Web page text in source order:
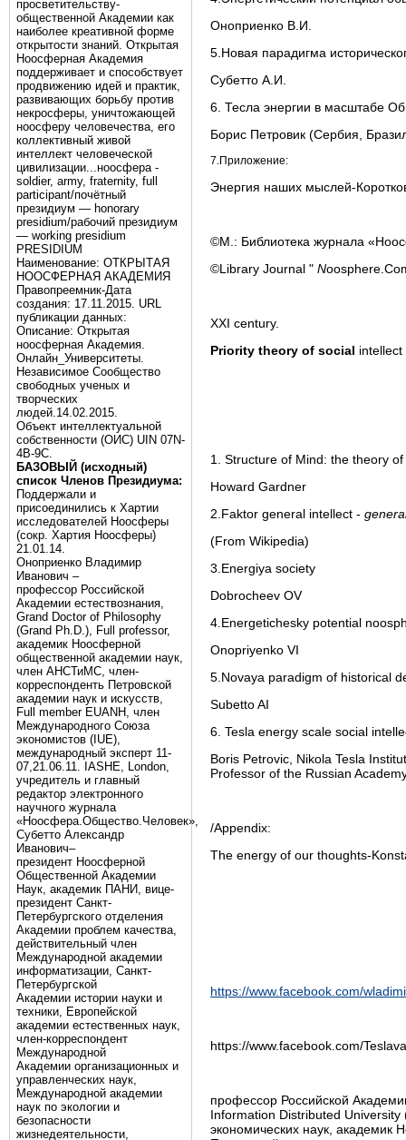
просветительству-
общественной Академии как
наиболее креативной форме
открытости знаний. Открытая
Ноосферная Академия
поддерживает и способствует
продвижению идей и практик,
развивающих борьбу против
некросферы, уничтожающей
ноосферу человечества, его
коллективный живой
интеллект человеческой
цивилизации...ноосфера -
soldier, army, fraternity, full
participant/почётный
президиум — honorary
presidium/рабочий президиум
— working presidium
PRESIDIUM
Наименование: ОТКРЫТАЯ
НООСФЕРНАЯ АКАДЕМИЯ
Правопреемник-Дата
создания: 17.11.2015. URL
публикации данных:
Описание: Открытая
ноосферная Академия.
Онлайн_Университеты.
Независимое Сообщество
свободных ученых и
творческих
людей.14.02.2015.
Объект интеллектуальной
собственности (ОИС) UIN 07N-
4B-9C.
БАЗОВЫЙ (исходный)
список Членов Президиума:
Поддержали и
присоединились к Хартии
исследователей Ноосферы
(сокр. Хартия Ноосферы)
21.01.14.
Оноприенко Владимир
Иванович –
профессор Российской
Академии естествознания,
Grand Doctor of Philosophy
(Grand Ph.D.), Full professor,
академик Ноосферной
общественной академии наук,
член АНСТиМС, член-
корреспонденть Петровской
академии наук и искусств,
Full member EUANH, член
Международного Союза
экономистов (IUE),
международный эксперт 11-
07,21.06.11. IASHE, London,
учредитель и главный
редактор электронного
научного журнала
«Ноосфера.Общество.Человек»,
Субетто Александр
Иванович–
президент Ноосферной
Общественной Академии
Наук, академик ПАНИ, вице-
президент Санкт-
Петербургского отделения
Академии проблем качества,
действительный член
Международной академии
информатизации, Санкт-
Петербургской
Академии истории науки и
техники, Европейской
академии естественных наук,
член-корреспондент
Международной
Академии организационных и
управленческих наук,
Международной академии
наук по экологии и
безопасности
жизнедеятельности,
Оноприенко В.И.
5.Новая парадигма
Субетто А.И.
6. Тесла энергии в масштабе
Борис Петровик (Сербия,
7.Приложение:
Энергия наших мыслей-
©М.: Библиотека журнала
©Library Journal " N
XXI century.
Priority theory of social intellect
1. Structure of Mind: the theory
Howard Gardner
2.Faktor general intellect -
(From Wikipedia)
3.Energiya society
Dobrocheev OV
4.Energetichesky potential
Onopriyenko VI
5.Novaya paradigm of historical
Subetto AI
6. Tesla energy scale social
Boris Petrovic, Nikola Tesla
Professor of the Russian
/Appendix:
The energy of our thoughts-
https://www.facebook.com/
https://www.facebook.com/
профессор Российской
Information Distributed University
экономических наук,